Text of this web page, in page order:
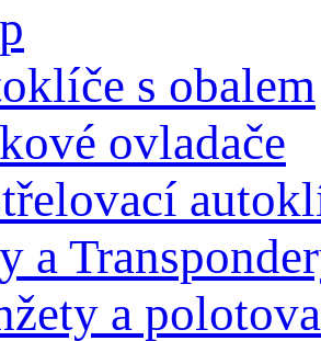
s obalem
ovladače
a
a